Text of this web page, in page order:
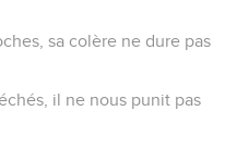
sa colère ne dure pas
il ne nous punit pas